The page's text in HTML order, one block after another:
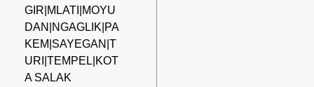
GIR|MLATI|MOYU
DAN|NGAGLIK|PA
KEM|SAYEGAN|T
URI|TEMPEL|KOT
A SALAK